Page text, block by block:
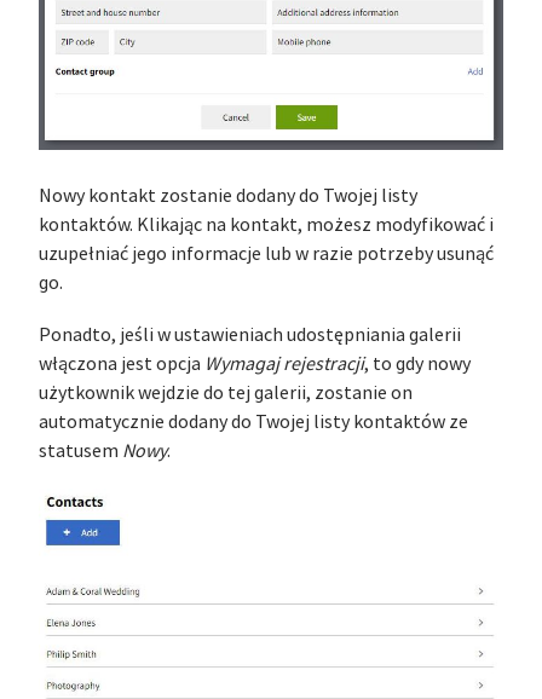
Nowy kontakt zostanie dodany do Twojej listy
kontaktów. Klikając na kontakt, możesz modyfikować i
uzupełniać jego informacje lub w razie potrzeby usunąć
go.
Ponadto, jeśli w ustawieniach udostępniania galerii
włączona jest opcja Wymagaj rejestracji, to gdy nowy
użytkownik wejdzie do tej galerii, zostanie on
automatycznie dodany do Twojej listy kontaktów ze
statusem Nowy.